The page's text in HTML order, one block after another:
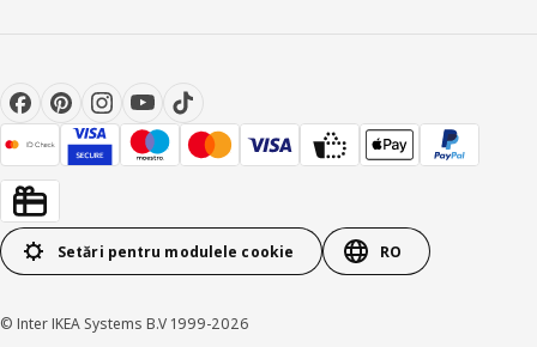
Setări pentru modulele cookie RO
© Inter IKEA Systems B.V 1999-2026